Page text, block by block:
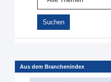
Aus dem Branchenindex